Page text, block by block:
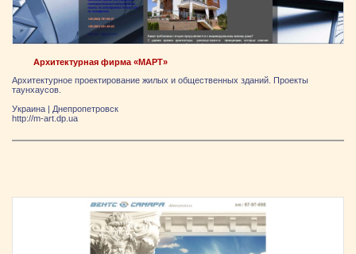
Архитектурная фирма «МАРТ»
Архитектурное проектирование жилых и общественных зданий. Проекты
таунхаусов.
Украина | Днепропетровск
http://m-art.dp.ua